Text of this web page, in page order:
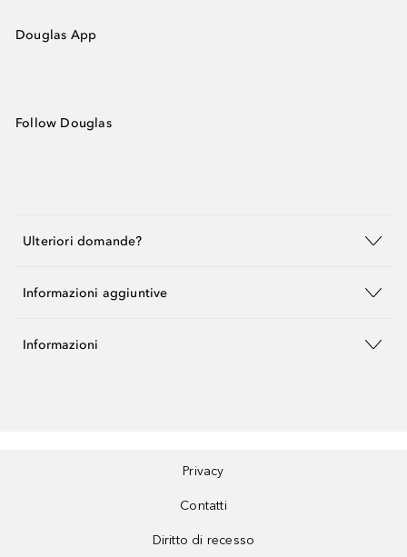
Douglas App
Follow Douglas
Ulteriori domande?
Informazioni aggiuntive
Informazioni
Privacy
Contatti
Diritto di recesso